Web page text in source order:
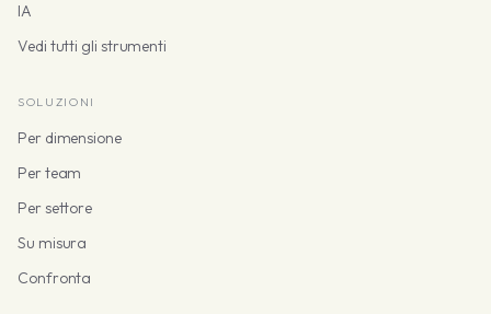
IA
Vedi tutti gli strumenti
SOLUZIONI
Per dimensione
Per team
Per settore
Su misura
Confronta